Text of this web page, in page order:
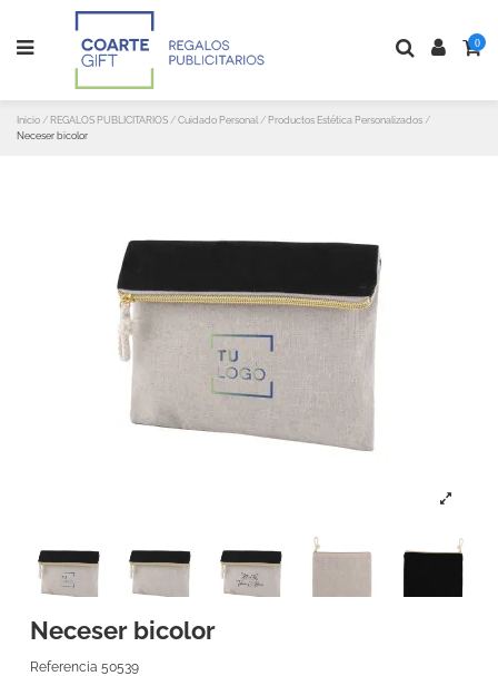
0
Inicio REGALOS PUBLICITARIOS Cuidado Personal
Productos Estética Personalizados
Neceser bicolor
Neceser bicolor
Referencia 50539